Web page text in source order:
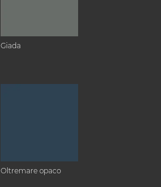
Giada
Oltremare opaco